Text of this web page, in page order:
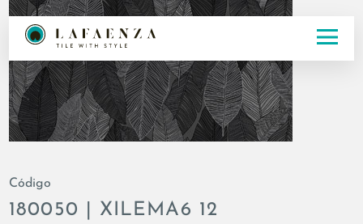
Código
180050 | XILEMA6 12